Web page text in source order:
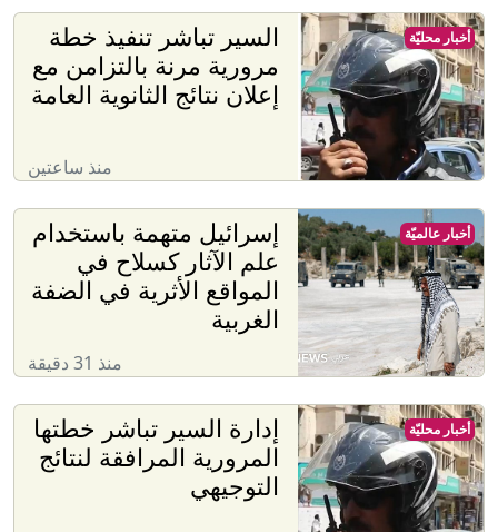
السير تباشر تنفيذ خطة
مرورية مرنة بالتزامن مع
إعلان نتائج الثانوية العامة
منذ ساعتين
أخبار محليّة
إسرائيل متهمة باستخدام
علم الآثار كسلاح في
المواقع الأثرية في الضفة
الغربية
منذ 31 دقيقة
أخبار عالميّة
إدارة السير تباشر خطتها
المرورية المرافقة لنتائج
التوجيهي
أخبار محليّة